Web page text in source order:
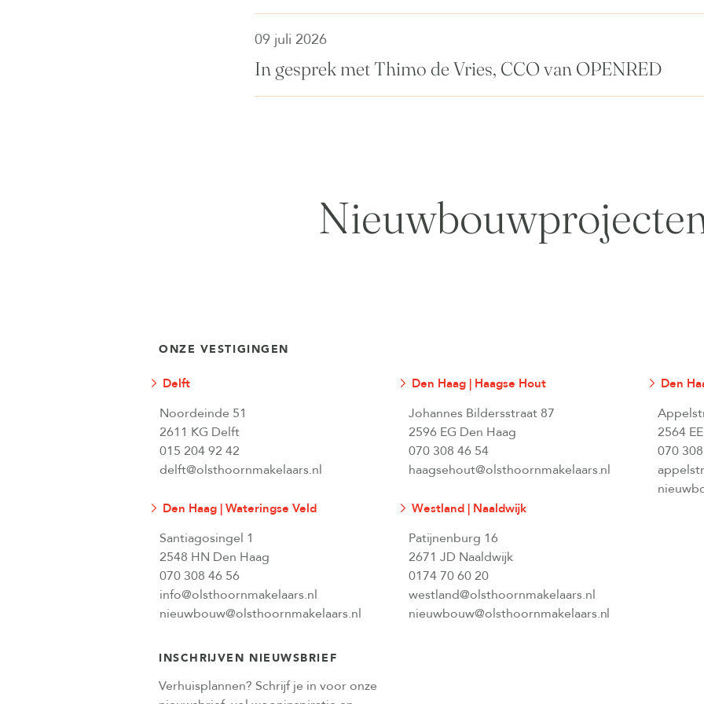
09 juli 2026
In gesprek met Thimo de Vries, CCO van OPENRED
ONZE VESTIGINGEN
Delft
Noordeinde 51
2611 KG Delft
015 204 92 42
delft@olsthoornmakelaars.nl
Den Haag | Haagse Hout
Johannes Bildersstraat 87
2596 EG Den Haag
070 308 46 54
haagsehout@olsthoornmakelaars.nl
Den
2564
070
Den Haag | Wateringse Veld
Santiagosingel 1
2548 HN Den Haag
070 308 46 56
info@olsthoornmakelaars.nl
nieuwbouw@olsthoornmakelaars.nl
Westland | Naaldwijk
Patijnenburg 16
2671 JD Naaldwijk
0174 70 60 20
westland@olsthoornmakelaars.nl
nieuwbouw@olsthoornmakelaars.nl
INSCHRIJVEN NIEUWSBRIEF
Verhuisplannen? Schrijf je in voor onze